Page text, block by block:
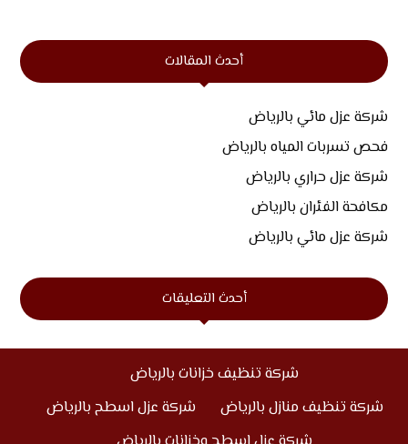
أحدث المقالات
شركة عزل مائي بالرياض
فحص تسربات المياه بالرياض
شركة عزل حراري بالرياض
مكافحة الفئران بالرياض
شركة عزل مائي بالرياض
أحدث التعليقات
شركة تنظيف خزانات بالرياض
شركة تنظيف منازل بالرياض
شركة عزل اسطح بالرياض